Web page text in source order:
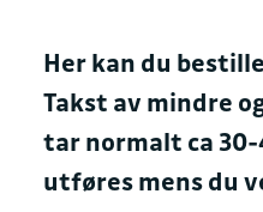
Her kan du
Takst av mindre
tar normalt ca
utføres mens du